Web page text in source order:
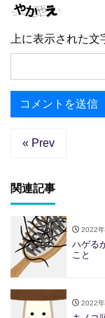
上に表示された文
« Prev
関連記事
2022
ハゲる
こと
2022